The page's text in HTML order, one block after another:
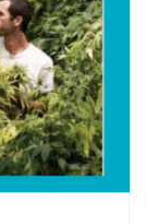
to cannabis